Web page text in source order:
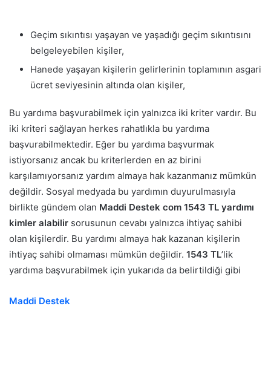
Geçim sıkıntısı yaşayan ve yaşadığı geçim sıkıntısını
belgeleyebilen kişiler,
Hanede yaşayan kişilerin gelirlerinin toplamının asgari
ücret seviyesinin altında olan kişiler,
Bu yardıma başvurabilmek için yalnızca iki kriter vardır. Bu
iki kriteri sağlayan herkes rahatlıkla bu yardıma
başvurabilmektedir. Eğer bu yardıma başvurmak
istiyorsanız ancak bu kriterlerden en az birini
karşılamıyorsanız yardım almaya hak kazanmanız mümkün
değildir. Sosyal medyada bu yardımın duyurulmasıyla
birlikte gündem olan Maddi Destek com 1543 TL yardımı
kimler alabilir sorusunun cevabı yalnızca ihtiyaç sahibi
olan kişilerdir. Bu yardımı almaya hak kazanan kişilerin
ihtiyaç sahibi olmaması mümkün değildir. 1543 TL’lik
yardıma başvurabilmek için yukarıda da belirtildiği gibi
Maddi Destek